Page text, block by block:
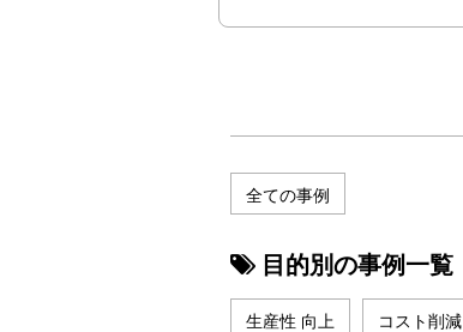
全ての事例
目的別の事例一覧
生産性 向上 コスト削減